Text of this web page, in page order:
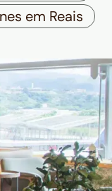
em Reais
é